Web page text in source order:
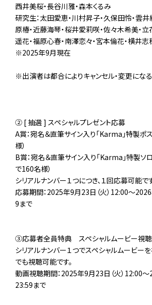
西井美桜・長谷川雅・森本くるみ
研究生：太田愛恵・川村昇子・久保田怜・雲井
原椿・近藤海琴・桜井愛莉咲・佐々木希美・立
遥花・福原心春・南澤恋々・宮本倫花・横井志
※2025年9月現在
※出演者は都合によりキャンセル・変更にな
② [ 抽選 ] スペシャルプレゼント応募
A賞：宛名＆直筆サイン入り「Karma」特製ポ
様）
B賞：宛名＆直筆サイン入り「Karma」特製ソ
で160名様）
シリアルナンバー１つにつき、１回応募可能で
応募期間：2025年9月23日（火）12:00～
9まで
③応募者全員特典 スペシャルムービー視聴
シリアルナンバー１つでスペシャルムービー
でも視聴可能です。
動画視聴期間：2025年9月23日（火）12:00～
23:59まで